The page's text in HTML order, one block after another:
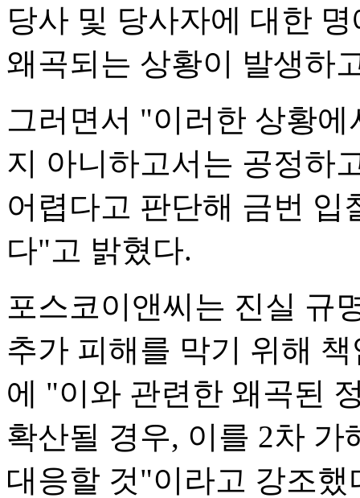
당사 및 당사자에 대한
왜곡되는 상황이 발생하
그러면서 "이러한 상황
지 아니하고서는 공정하
어렵다고 판단해 금번 입
다"고 밝혔다.
포스코이앤씨는 진실 규
추가 피해를 막기 위해
에 "이와 관련한 왜곡된
확산될 경우, 이를 2차
대응할 것"이라고 강조했